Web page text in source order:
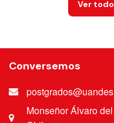
Ver
Conversemos
Monseñor Álvaro